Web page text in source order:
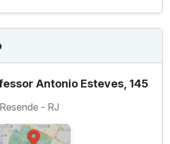
Antonio Esteves, 145
- RJ